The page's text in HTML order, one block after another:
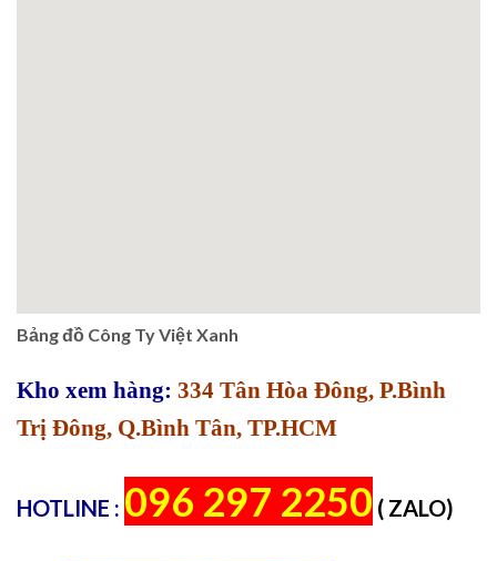
Bảng đồ Công Ty Việt Xanh
Kho xem hàng: 334 Tân Hòa Đông, P.Bình
Trị Đông, Q.Bình Tân, TP.HCM
HOTLINE : 096 297 2250 ( ZALO)